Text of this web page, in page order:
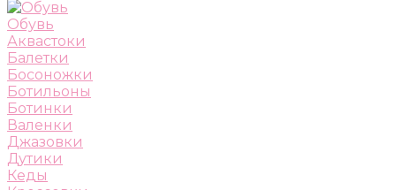
Обувь
Аквастоки
Балетки
Босоножки
Ботильоны
Ботинки
Валенки
Джазовки
Дутики
Кеды